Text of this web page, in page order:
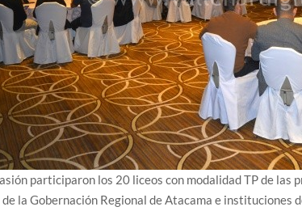
participaron los 20 liceos con modalidad TP de las
de la Gobernación Regional de Atacama e instituciones